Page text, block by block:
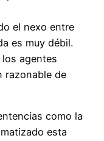
el nexo entre
es muy débil.
agentes
razonable de
como la
esta